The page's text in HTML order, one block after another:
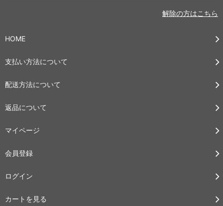
解除の方はこちら
HOME
支払い方法について
配送方法について
返品について
マイページ
会員登録
ログイン
カートを見る